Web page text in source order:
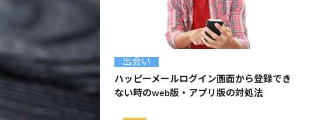
出会い
ハッピーメールログイン画面から登録でき
ない時のweb版・アプリ版の対処法